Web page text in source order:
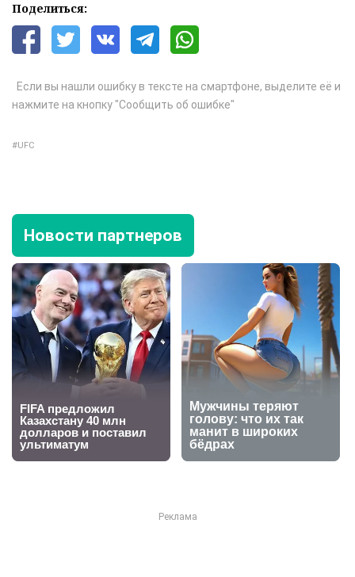
Поделиться:
Если вы нашли ошибку в тексте на смартфоне, выделите её и
нажмите на кнопку "Сообщить об ошибке"
UFC
Новости партнеров